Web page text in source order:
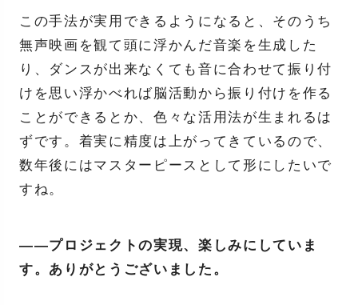
この手法が実用できるようになると、そのうち
無声映画を観て頭に浮かんだ音楽を生成した
り、ダンスが出来なくても音に合わせて振り付
けを思い浮かべれば脳活動から振り付けを作る
ことができるとか、色々な活用法が生まれるは
ずです。着実に精度は上がってきているので、
数年後にはマスターピースとして形にしたいで
すね。
――プロジェクトの実現、楽しみにしていま
す。ありがとうございました。